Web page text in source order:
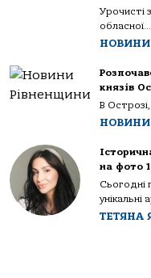
Урочисті
обласної...
князів
В Острозі,
на фото
Сьогодні
унікальні
ТЕТЯНА